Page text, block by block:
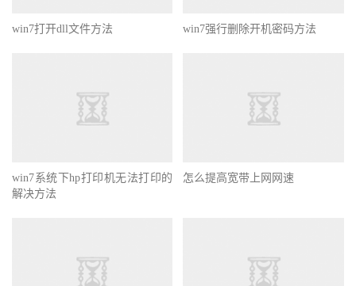
win7打开dll文件方法 win7强行删除开机密码方法
win7系统下hp打印机无法打印的
解决方法
怎么提高宽带上网网速